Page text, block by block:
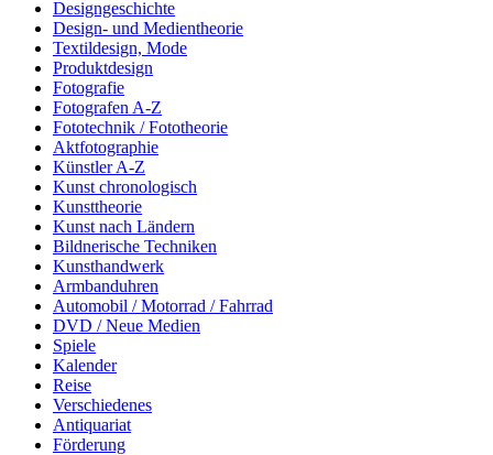
Designgeschichte
Design- und Medientheorie
Textildesign, Mode
Produktdesign
Fotografie
Fotografen A-Z
Fototechnik / Fototheorie
Aktfotographie
Künstler A-Z
Kunst chronologisch
Kunsttheorie
Kunst nach Ländern
Bildnerische Techniken
Kunsthandwerk
Armbanduhren
Automobil / Motorrad / Fahrrad
DVD / Neue Medien
Spiele
Kalender
Reise
Verschiedenes
Antiquariat
Förderung